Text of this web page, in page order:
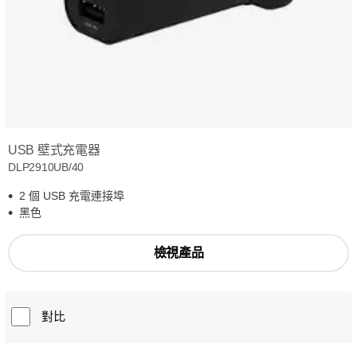
USB 壁式充電器
DLP2910UB/40
2 個 USB 充電連接埠
黑色
檢視產品
對比